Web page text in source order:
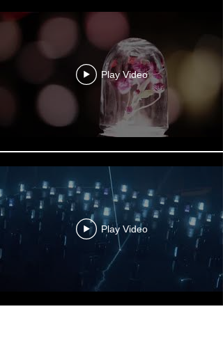
Play Video
Play Video